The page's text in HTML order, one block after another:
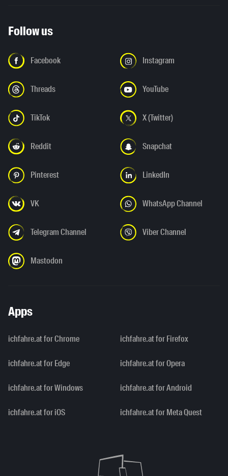
Follow us
Facebook Instagram
Threads YouTube
TikTok X (Twitter)
Reddit Snapchat
Pinterest LinkedIn
VK WhatsApp Channel
Telegram Channel Viber Channel
Mastodon
Apps
ichfahre.at for Chrome ichfahre.at for Firefox
ichfahre.at for Edge ichfahre.at for Opera
ichfahre.at for Windows ichfahre.at for Android
ichfahre.at for iOS ichfahre.at for Meta Quest